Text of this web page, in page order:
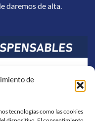
de
tecnologías como las cookies
daremos de alta.